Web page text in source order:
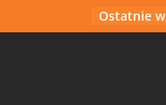
do
Ostatnie